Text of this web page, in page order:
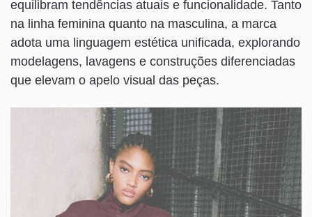
equilibram tendências atuais e funcionalidade. Tanto
na linha feminina quanto na masculina, a marca
adota uma linguagem estética unificada, explorando
modelagens, lavagens e construções diferenciadas
que elevam o apelo visual das peças.